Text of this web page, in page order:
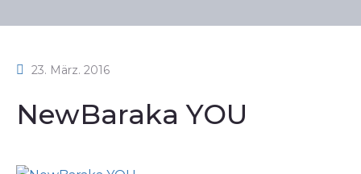
23. März. 2016
NewBaraka YOU